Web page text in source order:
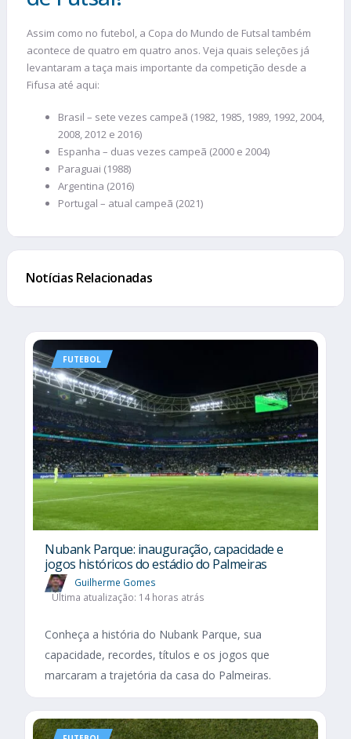
Assim como no futebol, a Copa do Mundo de Futsal também
acontece de quatro em quatro anos. Veja quais seleções já
levantaram a taça mais importante da competição desde a
Fifusa até aqui:
Brasil – sete vezes campeã (1982, 1985, 1989, 1992, 2004,
2008, 2012 e 2016)
Espanha – duas vezes campeã (2000 e 2004)
Paraguai (1988)
Argentina (2016)
Portugal – atual campeã (2021)
Notícias Relacionadas
FUTEBOL
Nubank Parque: inauguração, capacidade e
jogos históricos do estádio do Palmeiras
Guilherme Gomes
Última atualização: 14 horas atrás
Conheça a história do Nubank Parque, sua
capacidade, recordes, títulos e os jogos que
marcaram a trajetória da casa do Palmeiras.